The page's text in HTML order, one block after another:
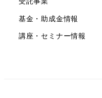
基金・助成金情報
講座・セミナー情報